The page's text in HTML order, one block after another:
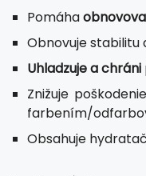
Pomáha
Obnovuje stabilitu
Uhladzuje a chráni
Znižuje
farbením/
Obsahuje